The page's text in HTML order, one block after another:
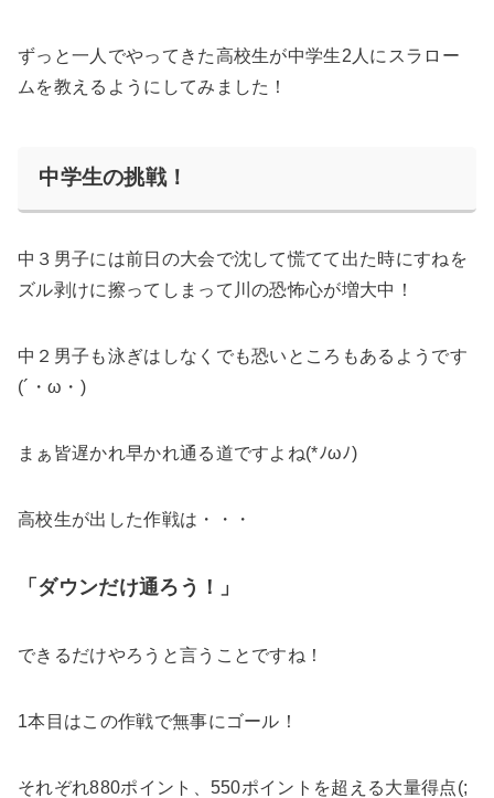
ずっと一人でやってきた高校生が中学生2人にスラロー
ムを教えるようにしてみました！
中学生の挑戦！
中３男子には前日の大会で沈して慌てて出た時にすねを
ズル剥けに擦ってしまって川の恐怖心が増大中！
中２男子も泳ぎはしなくでも恐いところもあるようです
(´・ω・)
まぁ皆遅かれ早かれ通る道ですよね(*ﾉωﾉ)
高校生が出した作戦は・・・
「ダウンだけ通ろう！」
できるだけやろうと言うことですね！
1本目はこの作戦で無事にゴール！
それぞれ880ポイント、550ポイントを超える大量得点(;